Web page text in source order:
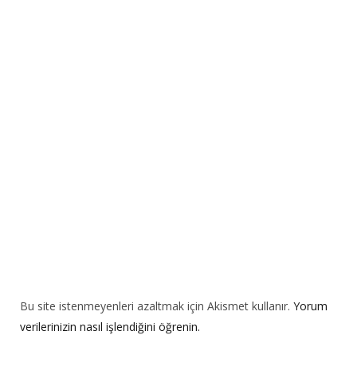
Bu site istenmeyenleri azaltmak için Akismet kullanır. Yorum
verilerinizin nasıl işlendiğini öğrenin.